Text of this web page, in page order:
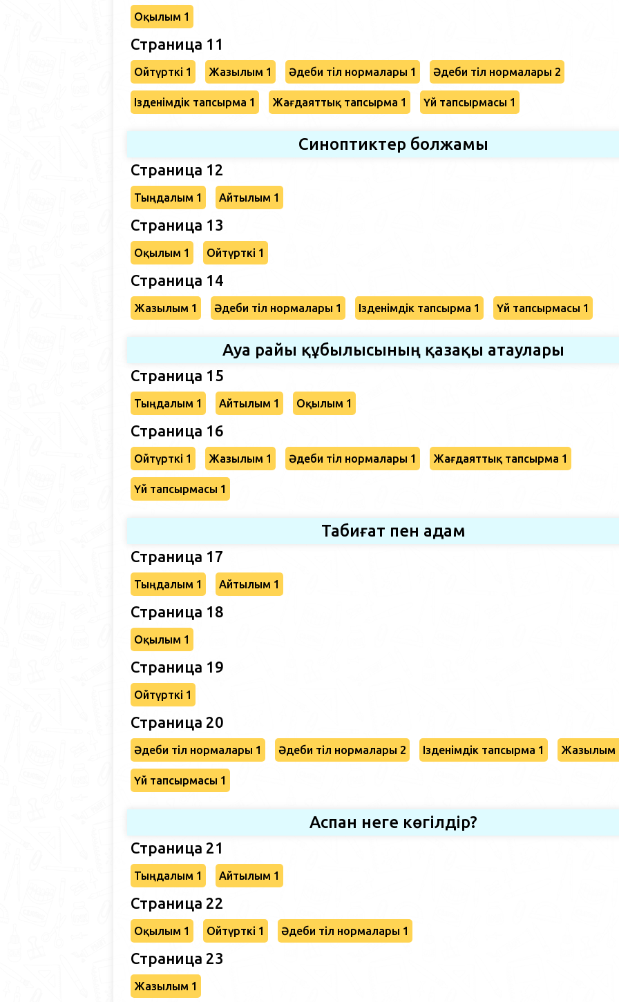
Оқылым 1
Страница 11
Ойтүрткі 1 Жазылым 1 Әдеби тіл нормалары 1 Әдеби тіл нормалары 2
Ізденімдік тапсырма 1 Жағдаяттық тапсырма 1 Үй тапсырмасы 1
Синоптиктер болжамы
Страница 12
Тыңдалым 1 Айтылым 1
Страница 13
Оқылым 1 Ойтүрткі 1
Страница 14
Жазылым 1 Әдеби тіл нормалары 1 Ізденімдік тапсырма 1 Үй тапсырмасы 1
Ауа райы құбылысының қазақы атаулары
Страница 15
Тыңдалым 1 Айтылым 1 Оқылым 1
Страница 16
Ойтүрткі 1 Жазылым 1 Әдеби тіл нормалары 1 Жағдаяттық тапсырма 1
Үй тапсырмасы 1
Табиғат пен адам
Страница 17
Тыңдалым 1 Айтылым 1
Страница 18
Оқылым 1
Страница 19
Ойтүрткі 1
Страница 20
Әдеби тіл нормалары 1 Әдеби тіл нормалары 2 Ізденімдік тапсырма 1 Жазылым
Үй тапсырмасы 1
Аспан неге көгілдір?
Страница 21
Тыңдалым 1 Айтылым 1
Страница 22
Оқылым 1 Ойтүрткі 1 Әдеби тіл нормалары 1
Страница 23
Жазылым 1